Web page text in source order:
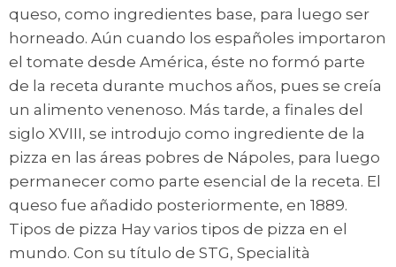
queso, como ingredientes base, para luego ser
horneado. Aún cuando los españoles importaron
el tomate desde América, éste no formó parte
de la receta durante muchos años, pues se creía
un alimento venenoso. Más tarde, a finales del
siglo XVIII, se introdujo como ingrediente de la
pizza en las áreas pobres de Nápoles, para luego
permanecer como parte esencial de la receta. El
queso fue añadido posteriormente, en 1889.
Tipos de pizza Hay varios tipos de pizza en el
mundo. Con su título de STG, Specialità